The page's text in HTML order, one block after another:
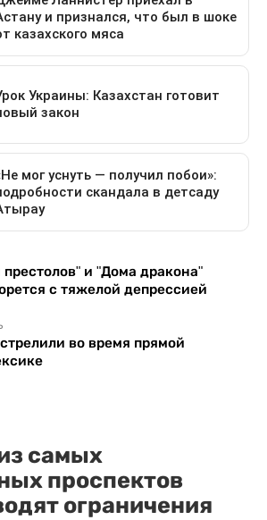
и "Дома дракона"
с тяжелой депрессией
во время прямой
самых
проспектов
ограничения